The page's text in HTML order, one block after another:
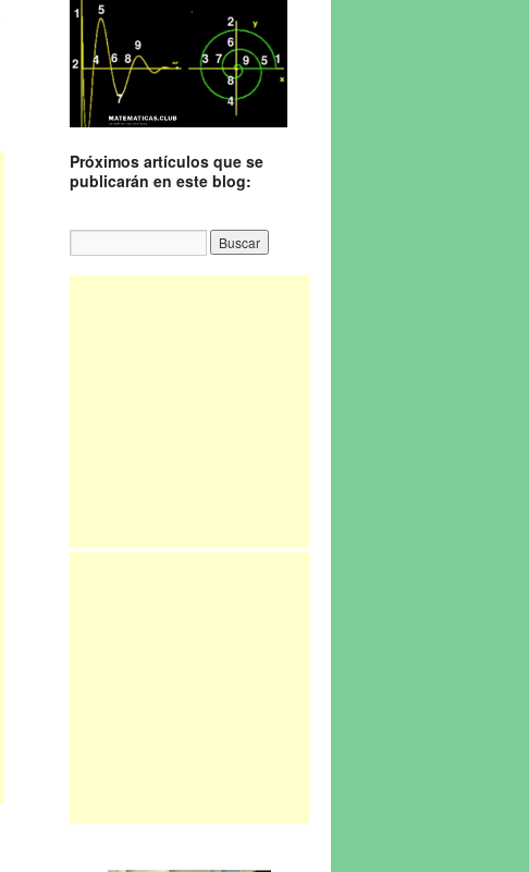
Próximos artículos que se
publicarán en este blog: